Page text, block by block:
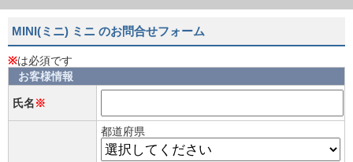
MINI(ミニ) ミニ のお問合せフォーム
※は必須です
お客様情報
氏名※
都道府県